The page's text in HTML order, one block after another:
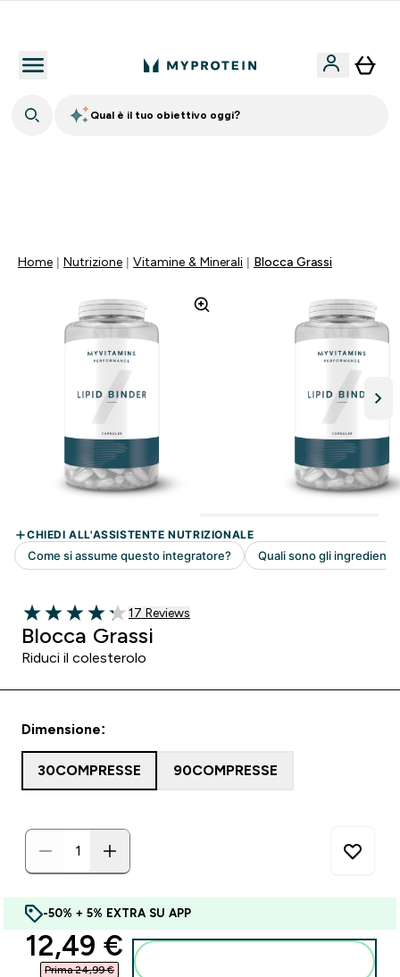
Qual è il tuo obiettivo oggi?
Home Nutrizione Vitamine & Minerali Blocca Grassi
4.24 out of 5 stars
17 customer reviews
17 Reviews
Blocca Grassi
Riduci il colesterolo
Dimensione:
30COMPRESSE 90COMPRESSE
-50% + 5% EXTRA SU APP
discounted price
12,49 €‎
Prima 24,99 €‎